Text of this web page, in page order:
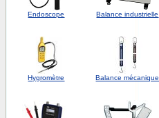
Endoscope Balance industrielle
Hygromètre Balance mécanique